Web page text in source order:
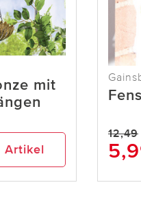
mit
Artikel
12,49